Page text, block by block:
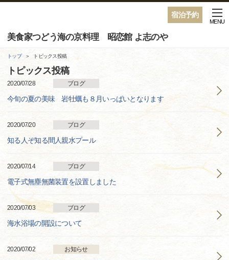
宿泊予約
美食家つどう海の京料理 昭恋館 よ志のや
MENU
トップ トピックス投稿
トピックス投稿
2020/07/28 ブログ
今旬の夏の美味 岩牡蠣も８月いっぱいとなります
2020/07/20 ブログ
知る人ぞ知る間人親水プール
2020/07/14 ブログ
電子式無塵無菌装置を設置しました
2020/07/03 ブログ
海水浴場の開設について
2020/07/02 お知らせ